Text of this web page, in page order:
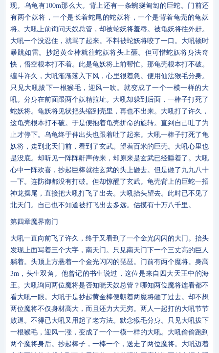
现。乌龟有100m那么大。背上还有一条蜿蜒匍匐的巨蛇。门前还
有两个妖将，一个是长着蛇尾的蛇妖将，一个是背着龟壳的龟妖
将。大吼上前询问天奴总管，却被蛇妖将羞辱。被龟妖将往外赶。
大吼一个没忍住，就骂了起来。不料被蛇妖将咬了一口。大吼顿时
暴跳如雷。抄起黄金棒就往蛇妖将头上砸。但可惜蛇妖将身法奇
快，悟空根本打不着。此是龟妖将上前帮忙。那龟壳根本打不破。
缠斗许久，大吼渐渐落入下风，心里很着急。便用仙法猴毛分身。
只见大吼拔下一根猴毛，迎风一吹。就变成了一个一模一样的大
吼。分身在前面跟两个妖精拉址。大吼却躲到后面，一棒子打死了
蛇妖将。龟妖将见状把头缩到壳里，再也不出来。大吼打了许久，
这龟壳根本打不破。于是便抱着龟壳拼命的旋转。直到自己吐了为
止才停下。乌龟终于伸出头也跟着吐了起来。大吼一棒子打死了龟
妖将，走到北天门前，看到了玄武。望着百米的巨壳。大吼心里也
是没底。却听见一阵阵鼾声传来，却原来是玄武已经睡着了。大吼
心中一阵欢喜，抄起巨棒就往玄武的头上砸去。但是砸了九九八十
一下。连防御都没有打破。但却惊醒了玄武。龟壳背上的巨蛇一招
神龙摆尾，直接把大吼打飞了出去。大吼抬头望去。此时已不见了
北天门。自己也不知道被打飞出去多远。估摸有十万八千里。
第四章魔界南门
大吼一直向前飞了许久，终于又看到了一个金光闪闪的大门。抬头
发现上面写着三个大字，南天门。只见南天门下一个三丈高的巨人
躺着。头顶上方悬着一个金光闪闪的琵琶。门前有两个魔将。身高
3m，头生双角。他曾记的书生说过，这位是来自四大天王中的海
王。大吼询问两位魔将是否知晓天奴总管？哪知两位魔将连看都不
看大吼一眼。大吼于是抄起黄金棒便朝着两魔将砸了过去。却不想
两位魔将不仅身材高大，而且还力大无穷。两人一起打的大吼节节
败退。不得已大吼又用起了老方法。默念猴毛分身。只见大吼拔下
一根猴毛，迎风一涨，变成了一个一模一样的大吼。大吼偷偷跑到
两个魔将身后。抄起棒子，一棒一个，送走了两位魔将。大吼迈着